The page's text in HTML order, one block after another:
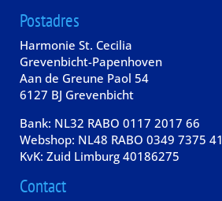
Postadres
Harmonie St. Cecilia
Grevenbicht-Papenhoven
Aan de Greune Paol 54
6127 BJ Grevenbicht
Bank: NL32 RABO 0117 2017 66
Webshop: NL48 RABO 0349 7375 41
KvK: Zuid Limburg 40186275
Contact